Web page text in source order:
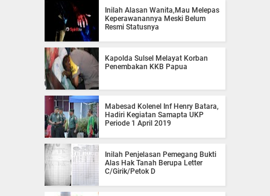
Inilah Alasan Wanita,Mau Melepas
Keperawanannya Meski Belum
Resmi Statusnya
Kapolda Sulsel Melayat Korban
Penembakan KKB Papua
Mabesad Kolenel Inf Henry Batara,
Hadiri Kegiatan Samapta UKP
Periode 1 April 2019
Inilah Penjelasan Pemegang Bukti
Alas Hak Tanah Berupa Letter
C/Girik/Petok D